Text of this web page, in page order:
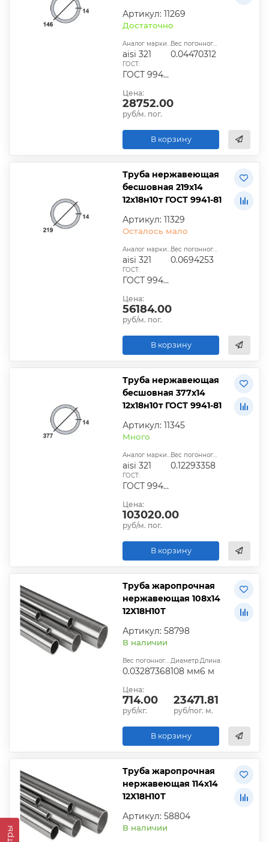
Артикул: 11269
Достаточно
Аналог марки стали:
aisi 321
Вес погонного метра, т.:
0.04470312
ГОСТ:
ГОСТ 9940-81, ГОСТ 9941-81, ГОСТ 24030-80, ГОСТ 10498-82
Цена:
28752.00
руб/м. пог.
В корзину
Труба нержавеющая
бесшовная 219х14
12х18н10т ГОСТ 9941-81
Артикул: 11329
Осталось мало
Аналог марки стали:
aisi 321
Вес погонного метра, т.:
0.0694253
ГОСТ:
ГОСТ 9940-81, ГОСТ 9941-81, ГОСТ 24030-80, ГОСТ 10498-82
Цена:
56184.00
руб/м. пог.
В корзину
Труба нержавеющая
бесшовная 377х14
12х18н10т ГОСТ 9941-81
Артикул: 11345
Много
Аналог марки стали:
aisi 321
Вес погонного метра, т.:
0.12293358
ГОСТ:
ГОСТ 9940-81, ГОСТ 9941-81, ГОСТ 24030-80, ГОСТ 10498-82
Цена:
103020.00
руб/м. пог.
В корзину
Труба жаропрочная
нержавеющая 108х14
12Х18Н10Т
Артикул: 58798
В наличии
Вес погонного метра, т.:
0.03287368
Диаметр:
108 мм
Длина:
6 м
Цена:
714.00
руб/кг.
23471.81
руб/пог. м.
В корзину
Труба жаропрочная
нержавеющая 114х14
12Х18Н10Т
Артикул: 58804
В наличии